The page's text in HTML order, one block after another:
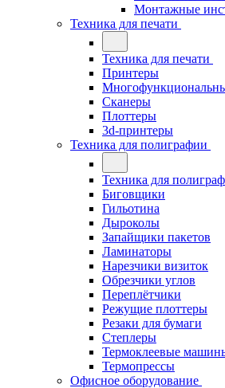
Монтажные
Техника для печати
Техника для печати
Принтеры
Сканеры
Плоттеры
3d-принтеры
Техника для полиграфии
Техника для
Биговщики
Гильотина
Дыроколы
Запайщики пакетов
Ламинаторы
Нарезчики визиток
Обрезчики углов
Переплётчики
Режущие плоттеры
Резаки для бумаги
Степлеры
Термоклеевые
Термопрессы
Офисное оборудование